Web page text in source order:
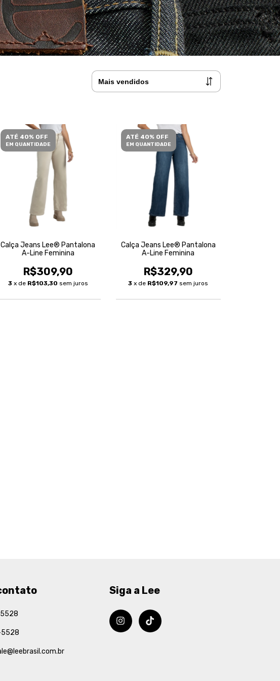
ATÉ 40% OFF
EM QUANTIDADE
Calça Jeans Lee® Pantalona
A-Line Feminina
R$309,90
3 x de R$103,30 sem juros
ATÉ 40% OFF
EM QUANTIDADE
Calça Jeans Lee® Pantalona
A-Line Feminina
R$329,90
3 x de R$109,97 sem juros
5528
Siga a Lee